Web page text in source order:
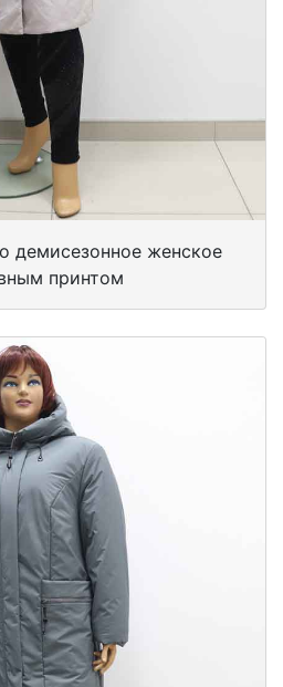
демисезонное женское
принтом